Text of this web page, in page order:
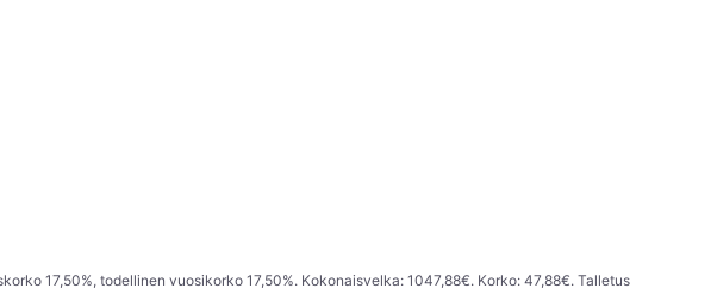
17,50%, todellinen vuosikorko 17,50%. Kokonaisvelka: 1047,88€. Korko: 47,88€. Talletus